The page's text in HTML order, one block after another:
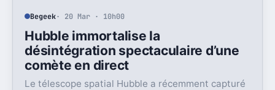
Begeek· 20 Mar · 10h00
Hubble immortalise la
désintégration spectaculaire d’une
comète en direct
Le télescope spatial Hubble a récemment capturé